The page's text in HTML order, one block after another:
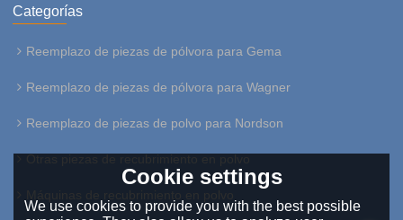
Categorías
Reemplazo de piezas de pólvora para Gema
Reemplazo de piezas de pólvora para Wagner
Reemplazo de piezas de polvo para Nordson
Otras piezas de recubrimiento en polvo
Cookie settings
We use cookies to provide you with the best possible